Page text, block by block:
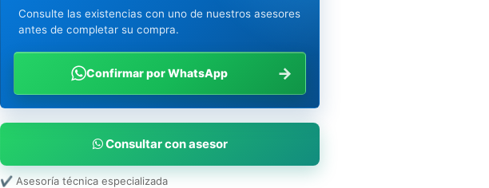
Consulte las existencias con uno de nuestros asesores
antes de completar su compra.
Confirmar por WhatsApp →
Consultar con asesor
✔ Asesoría técnica especializada